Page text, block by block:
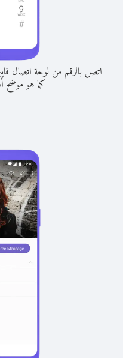
اتصل بالرقم من لوحة اتصال
كما هو موضح